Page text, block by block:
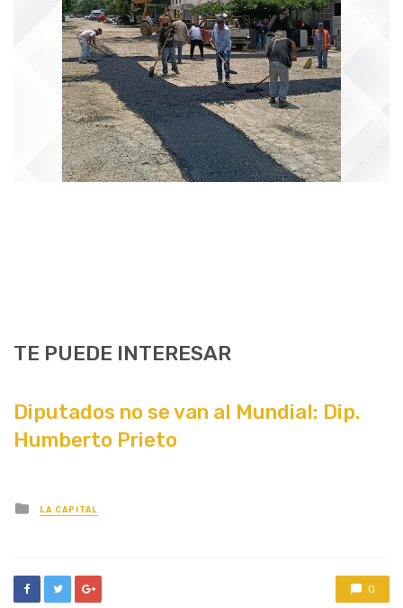
TE PUEDE INTERESAR
Diputados no se van al Mundial: Dip.
Humberto Prieto
Posted
in
LA CAPITAL
0